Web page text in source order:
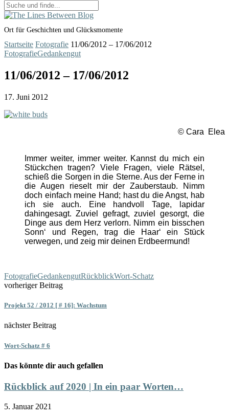
Ort für Geschichten und Glücksmomente
Startseite Fotografie 11/06/2012 – 17/06/2012
FotografieGedankengut
11/06/2012 – 17/06/2012
17. Juni 2012
© Cara Elea
Immer weiter, immer weiter. Kannst du mich ein
Stückchen tragen? Viele Fragen, viele Rätsel,
schieß die Sorgen in die Sterne. Aus der Ferne in
die Augen rieselt mir der Zauberstaub. Nimm
doch einfach meine Hand; hast du die Angst, hab
ich sie auch. Eine handvoll Tage, lapidar
dahingesagt. Zuviel gefragt, zuviel gesorgt, die
Dinge aus dem Herz verlorn. Nimm ein bisschen
Sonn‘ und Regen, trag die Haar‘ ein Stück
verwegen, und zeig mir deinen Erdbeermund!
FotografieGedankengutRückblickWort-Schatz
vorheriger Beitrag
Projekt 52 / 2012 [ # 16]: Wachstum
nächster Beitrag
Wort-Schatz # 6
Das könnte dir auch gefallen
Rückblick auf 2020 | In ein paar Worten…
5. Januar 2021